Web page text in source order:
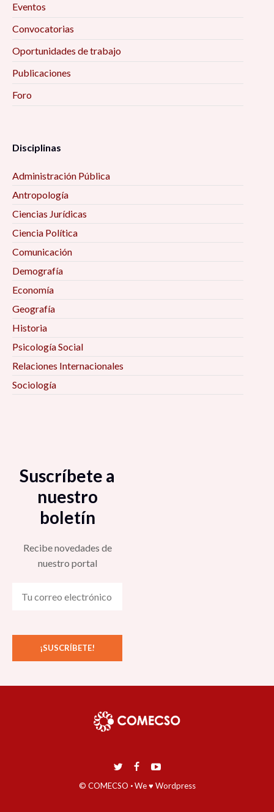
Eventos
Convocatorias
Oportunidades de trabajo
Publicaciones
Foro
Disciplinas
Administración Pública
Antropología
Ciencias Jurídicas
Ciencia Política
Comunicación
Demografía
Economía
Geografía
Historia
Psicología Social
Relaciones Internacionales
Sociología
Suscríbete a
nuestro
boletín
Recibe novedades de
nuestro portal
© COMECSO ·We ♥ Wordpress